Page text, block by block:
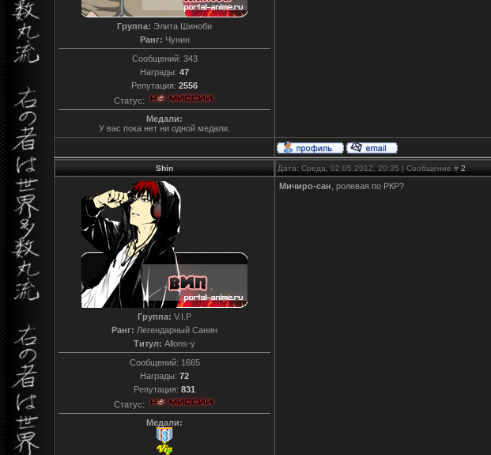
Группа: Элита Шиноби
Ранг: Чунин
Сообщений: 343
Награды: 47
Репутация: 2556
Статус:
Медали:
У вас пока нет ни одной медали.
Shin Дата: Среда, 02.05.2012, 20:35 | Сообщение # 2
Группа: V.I.P
Ранг: Легендарный Санин
Титул: Allons-y
Сообщений: 1665
Награды: 72
Репутация: 831
Статус:
Медали:
Мичиро-сан , ролевая по РКР?